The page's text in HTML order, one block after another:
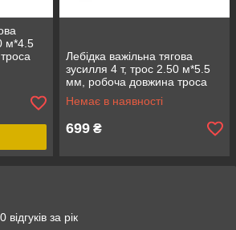
м*4.5
Лебідка важільна тягова
зусилля 4 т, трос 2.50 м*5.5
мм, робоча довжина троса
1.220 м INTERTOOL GT1444
Немає в наявності
699 ₴
за рік